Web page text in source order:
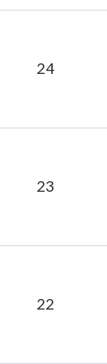
24
23
22